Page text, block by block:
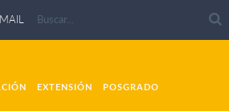
EXTENSIÓN POSGRADO